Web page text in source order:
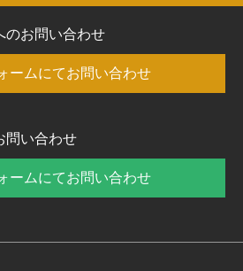
のお問い合わせ
ームにてお問い合わせ
問い合わせ
ームにてお問い合わせ